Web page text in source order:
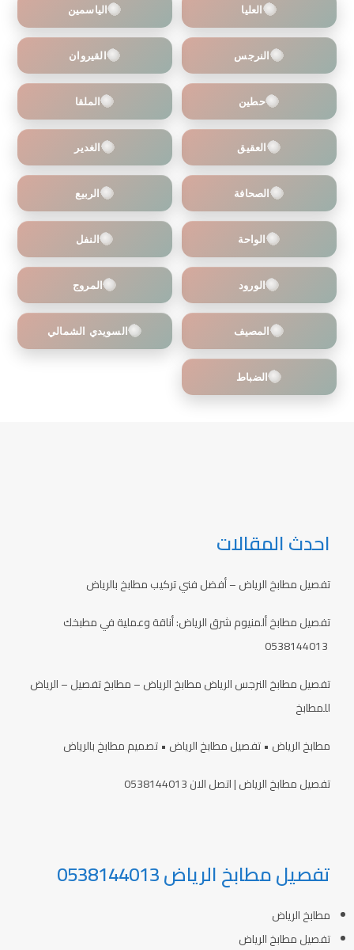
العليا الياسمين
النرجس القيروان
حطين الملقا
العقيق الغدير
الصحافة الربيع
الواحة النفل
الورود المروج
المصيف السويدي الشمالي
الضباط
احدث المقالات
تفصيل مطابخ الرياض – أفضل فني تركيب مطابخ بالرياض
تفصيل مطابخ ألمنيوم شرق الرياض: أناقة وعملية في مطبخك
تفصيل مطابخ النرجس الرياض مطابخ الرياض – مطابخ تفصيل – الرياض
للمطابخ
مطابخ الرياض • تفصيل مطابخ الرياض • تصميم مطابخ بالرياض
تفصيل مطابخ الرياض | اتصل الان 0538144013
تفصيل مطابخ الرياض 0538144013
مطابخ الرياض
تفصيل مطابخ الرياض